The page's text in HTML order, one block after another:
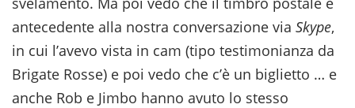
antecedente alla nostra conversazione via Skype,
in cui l’avevo vista in cam (tipo testimonianza da
Brigate Rosse) e poi vedo che c’è un biglietto … e
anche Rob e Jimbo hanno avuto lo stesso